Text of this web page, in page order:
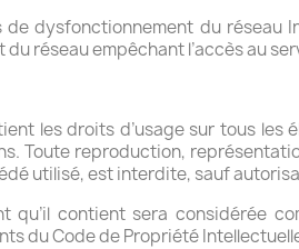
dysfonctionnement du réseau
réseau empêchant l’accès au
les droits d’usage sur tous les
Toute reproduction,
utilisé, est interdite, sauf
contient sera considérée
du Code de Propriété